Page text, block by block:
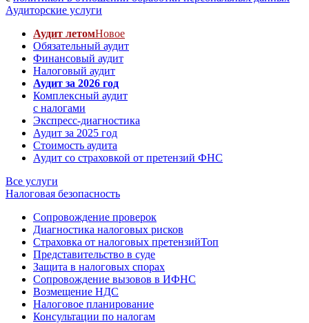
Аудиторские услуги
Аудит летомНовое
Обязательный аудит
Финансовый аудит
Налоговый аудит
Аудит за 2026 год
Комплексный аудит
с налогами
Экспресс-диагностика
Аудит за 2025 год
Стоимость аудита
Аудит со страховкой от претензий ФНС
Все услуги
Налоговая безопасность
Сопровождение проверок
Диагностика налоговых рисков
Страховка от налоговых претензийТоп
Представительство в суде
Защита в налоговых спорах
Сопровождение вызовов в ИФНС
Возмещение НДС
Налоговое планирование
Консультации по налогам